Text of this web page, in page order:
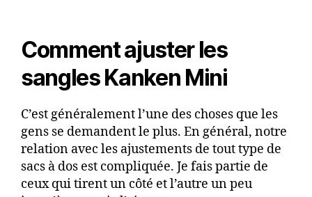
Comment ajuster les
sangles Kanken Mini
C’est généralement l’une des choses que les
gens se demandent le plus. En général, notre
relation avec les ajustements de tout type de
sacs à dos est compliquée. Je fais partie de
ceux qui tirent un côté et l’autre un peu